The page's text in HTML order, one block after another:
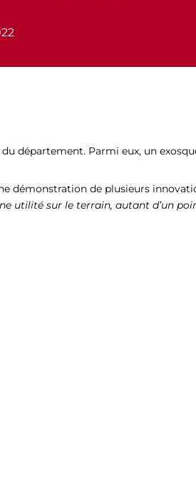
département. Parmi eux, un
démonstration de plusieurs
utilité sur le terrain, autant d’un